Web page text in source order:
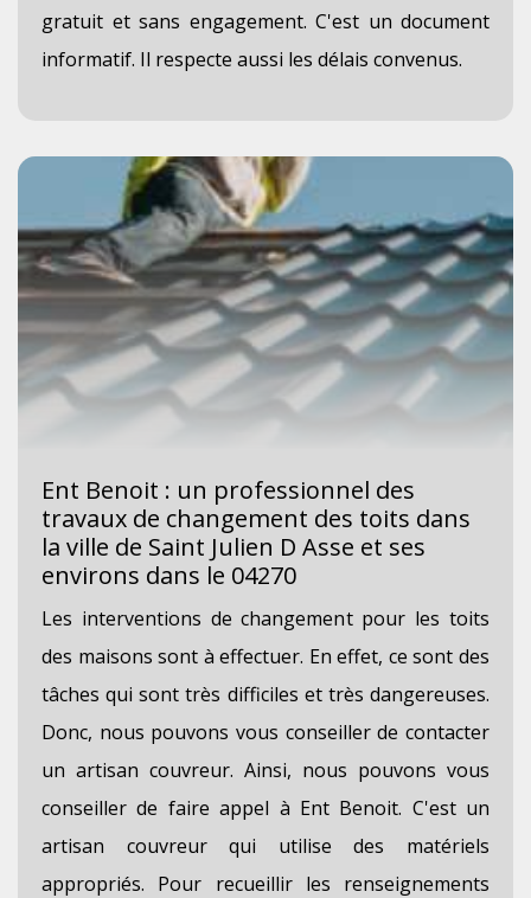
gratuit et sans engagement. C'est un document
informatif. Il respecte aussi les délais convenus.
Ent Benoit : un professionnel des
travaux de changement des toits dans
la ville de Saint Julien D Asse et ses
environs dans le 04270
Les interventions de changement pour les toits
des maisons sont à effectuer. En effet, ce sont des
tâches qui sont très difficiles et très dangereuses.
Donc, nous pouvons vous conseiller de contacter
un artisan couvreur. Ainsi, nous pouvons vous
conseiller de faire appel à Ent Benoit. C'est un
artisan couvreur qui utilise des matériels
appropriés. Pour recueillir les renseignements